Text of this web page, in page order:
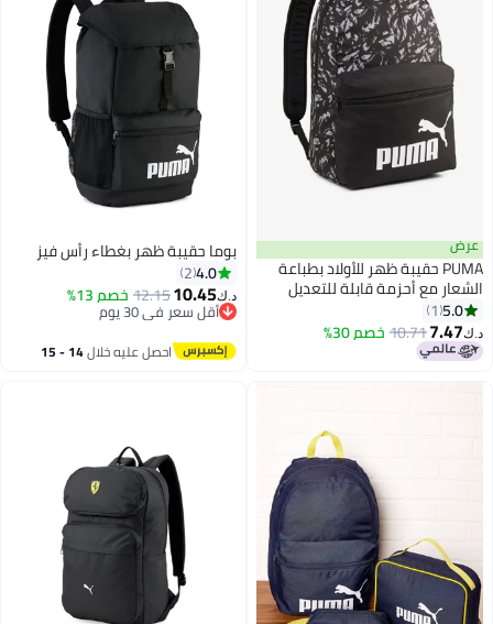
عرض
PUMA حقيبة ظهر للأولاد بطباعة
الشعار مع أحزمة قابلة للتعديل
وإغلاق بسحاب
5.0
1
د.ك‏7.47
10.71خصم 30% 2
بوما حقيبة ظهر بغطاء رأس فيز
4.0
2
د.ك‏10.45
12.15خصم 13%
أقل سعر في 30 يوم
أقل سعر في 30 يوم
احصل عليه خلال 14 - 15